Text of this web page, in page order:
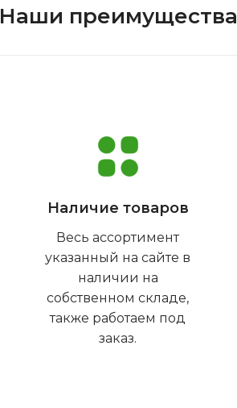
Наши преимущества
Наличие товаров
Весь ассортимент
указанный на сайте в
наличии на
собственном складе,
также работаем под
заказ.